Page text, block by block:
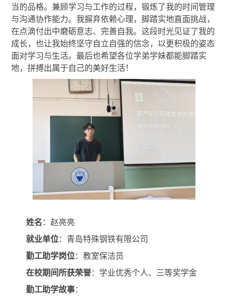
当的品格。兼顾学习与工作的过程，锻炼了我的时间管理
与沟通协作能力。我摒弃依赖心理，脚踏实地直面挑战，
在点滴付出中磨砺意志、完善自我。这段时光见证了我的
成长，也让我始终坚守自立自强的信念，以更积极的姿态
面对学习与生活。最后也希望各位学弟学妹都能脚踏实
地，拼搏出属于自己的美好生活！
姓名 ：赵亮亮
就业单位：青岛特殊钢铁有限公司
勤工助学岗位：教室保洁员
在校期间所获荣誉：学业优秀个人、三等奖学金
勤工助学故事：